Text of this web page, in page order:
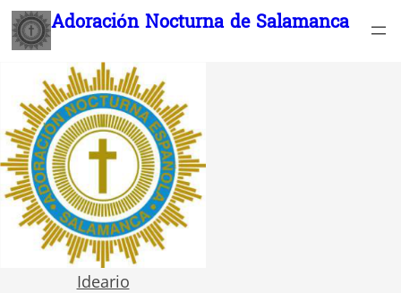
Saltar
contenido
Adoración Nocturna de Salamanca
Ideario